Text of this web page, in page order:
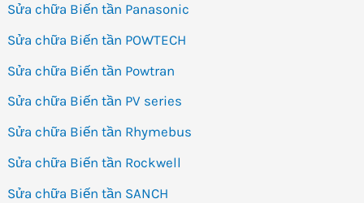
Sửa chữa Biến tần Panasonic
Sửa chữa Biến tần POWTECH
Sửa chữa Biến tần Powtran
Sửa chữa Biến tần PV series
Sửa chữa Biến tần Rhymebus
Sửa chữa Biến tần Rockwell
Sửa chữa Biến tần SANCH